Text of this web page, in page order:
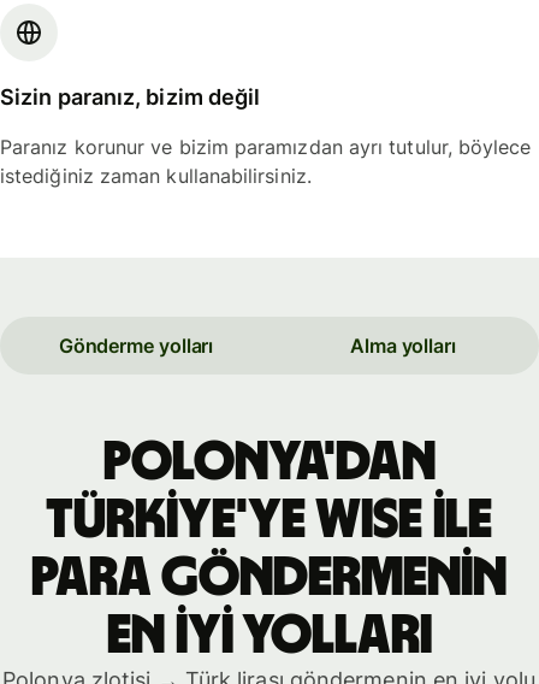
Sizin paranız, bizim değil
Paranız korunur ve bizim paramızdan ayrı tutulur, böylece
istediğiniz zaman kullanabilirsiniz.
Gönderme yolları Alma yolları
Polonya'dan
Türkiye'ye WISE ile
para göndermenin
en iyi yolları